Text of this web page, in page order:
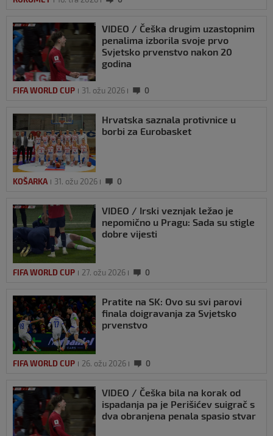
VIDEO / Češka drugim uzastopnim
penalima izborila svoje prvo
Svjetsko prvenstvo nakon 20
godina
FIFA WORLD CUP 31. ožu 2026 0
Hrvatska saznala protivnice u
borbi za Eurobasket
KOŠARKA 31. ožu 2026 0
VIDEO / Irski veznjak ležao je
nepomično u Pragu: Sada su stigle
dobre vijesti
FIFA WORLD CUP 27. ožu 2026 0
Pratite na SK: Ovo su svi parovi
finala doigravanja za Svjetsko
prvenstvo
FIFA WORLD CUP 26. ožu 2026 0
VIDEO / Češka bila na korak od
ispadanja pa je Perišićev suigrač s
dva obranjena penala spasio stvar